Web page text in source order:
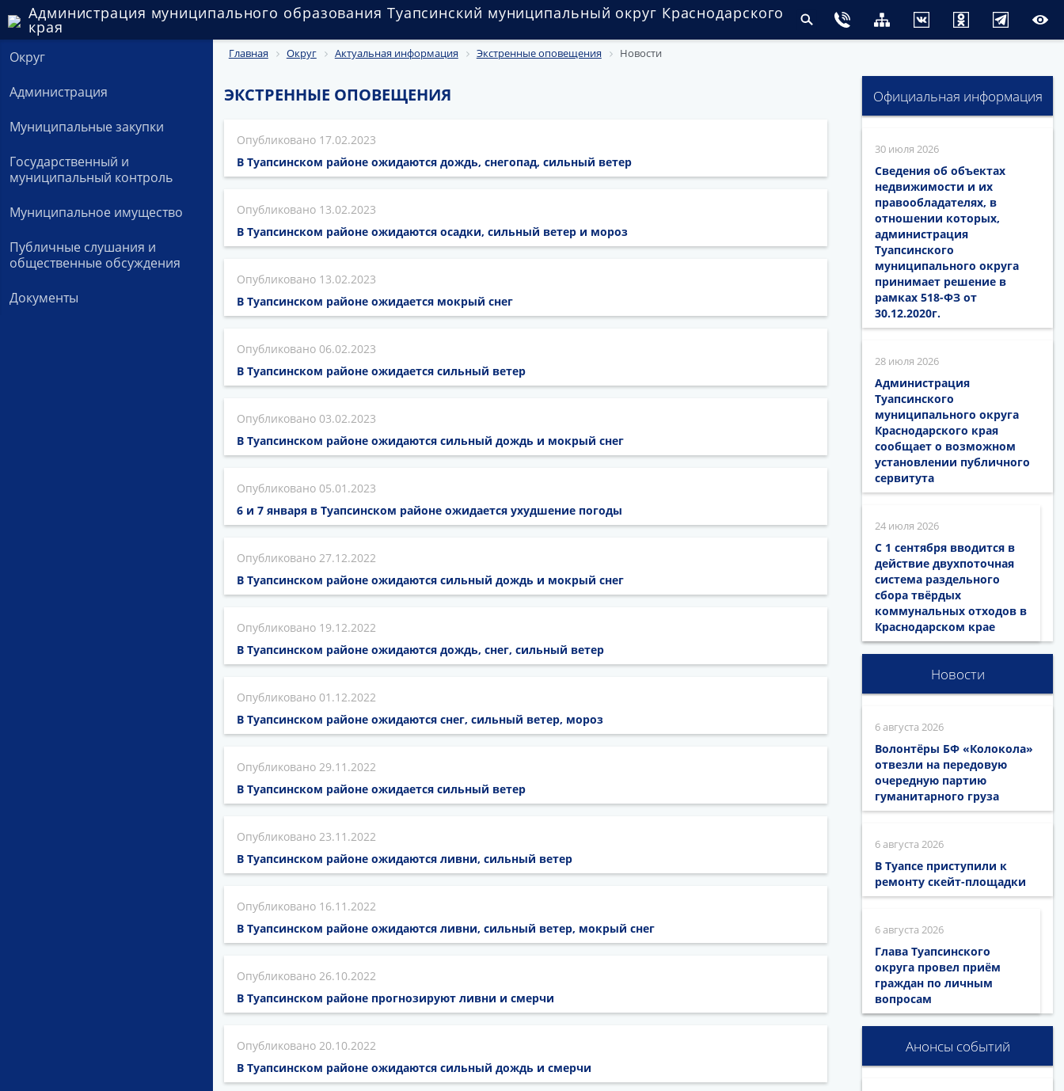
Администрация муниципального образования Туапсинский муниципальный округ Краснодарского
края
Округ
Администрация
Муниципальные закупки
Государственный и
муниципальный контроль
Муниципальное имущество
Публичные слушания и
общественные обсуждения
Документы
Главная Округ Актуальная информация Экстренные оповещения Новости
ЭКСТРЕННЫЕ ОПОВЕЩЕНИЯ
17.02.2023
В Туапсинском районе ожидаются дождь, снегопад, сильный ветер
13.02.2023
В Туапсинском районе ожидаются осадки, сильный ветер и мороз
13.02.2023
В Туапсинском районе ожидается мокрый снег
06.02.2023
В Туапсинском районе ожидается сильный ветер
03.02.2023
В Туапсинском районе ожидаются сильный дождь и мокрый снег
05.01.2023
6 и 7 января в Туапсинском районе ожидается ухудшение погоды
27.12.2022
В Туапсинском районе ожидаются сильный дождь и мокрый снег
19.12.2022
В Туапсинском районе ожидаются дождь, снег, сильный ветер
01.12.2022
В Туапсинском районе ожидаются снег, сильный ветер, мороз
29.11.2022
В Туапсинском районе ожидается сильный ветер
23.11.2022
В Туапсинском районе ожидаются ливни, сильный ветер
16.11.2022
В Туапсинском районе ожидаются ливни, сильный ветер, мокрый снег
26.10.2022
В Туапсинском районе прогнозируют ливни и смерчи
20.10.2022
В Туапсинском районе ожидаются сильный дождь и смерчи
Официальная информация
30 июля 2026
Сведения об объектах
недвижимости и их
правообладателях, в
отношении которых,
администрация
Туапсинского
муниципального округа
принимает решение в
рамках 518-ФЗ от
30.12.2020г.
28 июля 2026
Администрация
Туапсинского
муниципального округа
Краснодарского края
сообщает о возможном
установлении публичного
сервитута
24 июля 2026
С 1 сентября вводится в
действие двухпоточная
система раздельного
сбора твёрдых
коммунальных отходов в
Краснодарском крае
Новости
6 августа 2026
Волонтёры БФ «Колокола»
отвезли на передовую
очередную партию
гуманитарного груза
6 августа 2026
В Туапсе приступили к
ремонту скейт-площадки
6 августа 2026
Глава Туапсинского
округа провел приём
граждан по личным
вопросам
Анонсы событий